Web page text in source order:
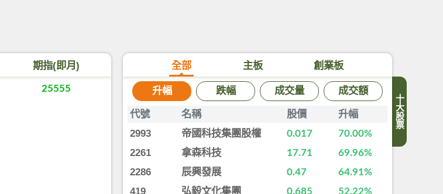
期指(即月)
25555
十大股票
全部 主板 創業板
升幅 跌幅 成交量
成交額
代號
名稱 股價
升幅
2993
帝國科技集團股權 0.017 70.00%
2261 拿森科技 17.71 69.96%
2286 辰興發展 0.47 64.91%
419 弘毅文化集團 0.685 52.22%